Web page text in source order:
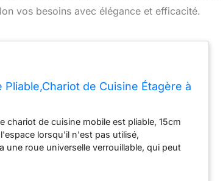
vos besoins avec élégance et efficacité.
de Cuisine Étagère à
chariot de cuisine mobile est pliable, 15cm
lorsqu'il n'est pas utilisé,
une roue universelle verrouillable, qui peut
tombent pas facilement [CHARIOT